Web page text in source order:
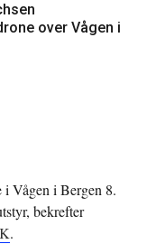
over Vågen i
i Vågen i Bergen 8.
bekrefter
.